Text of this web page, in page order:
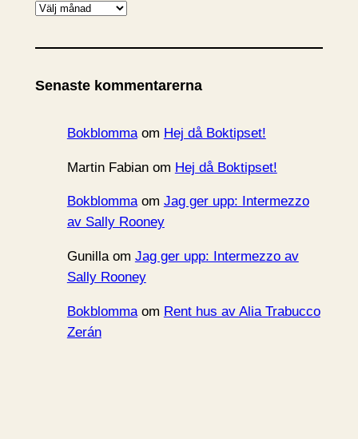
A
k
v
Senaste kommentarerna
Bokblommaom Hej då Boktipset!
Martin Fabianom Hej då Boktipset!
Bokblommaom Jag ger upp: Intermezzo
av Sally Rooney
Gunillaom Jag ger upp: Intermezzo av
Sally Rooney
Bokblommaom Rent hus av Alia Trabucco
Zerán